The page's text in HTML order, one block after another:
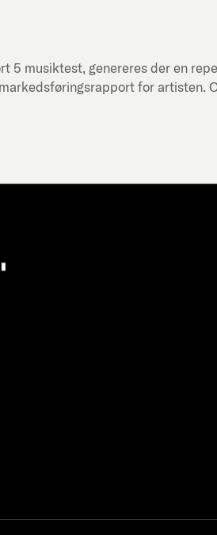
5 musiktest, genereres der en
for artisten.